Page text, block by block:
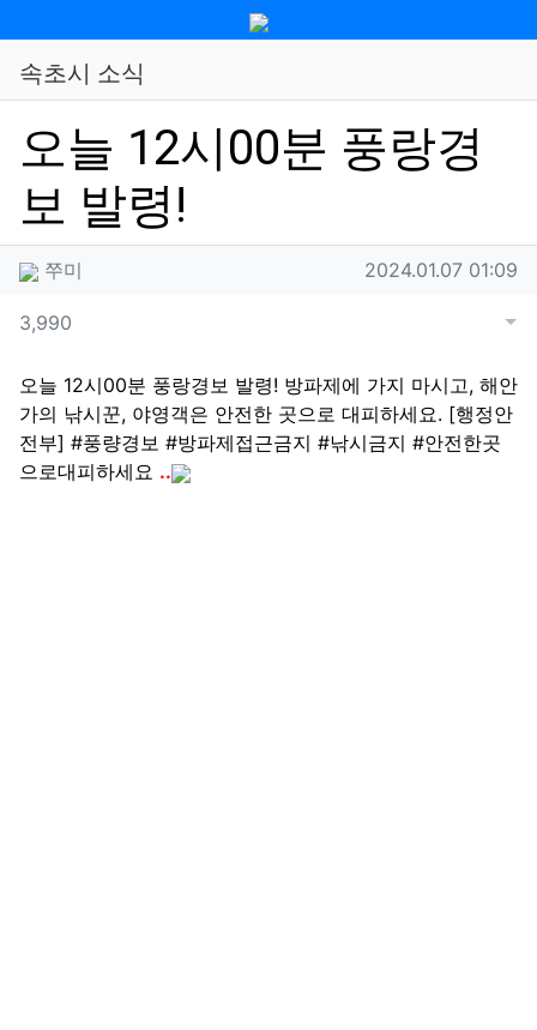
속초시 소식
오늘 12시00분 풍랑경
보 발령!
작성자 정보
쭈미 작성일
2024.01.07 01:09
컨텐츠 정보
3,990 목록
게
본문
오늘 12시00분 풍랑경보 발령! 방파제에 가지 마시고, 해안
가의 낚시꾼, 야영객은 안전한 곳으로 대피하세요. [행정안
전부] #풍량경보 #방파제접근금지 #낚시금지 #안전한곳
으로대피하세요 ..